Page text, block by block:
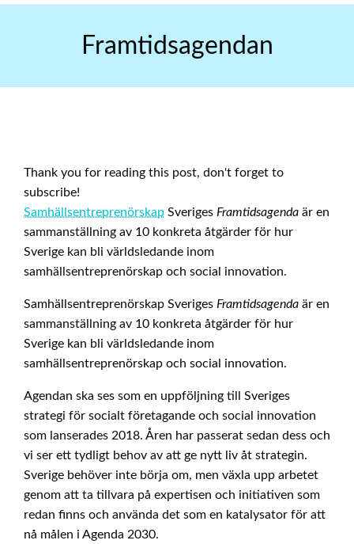
Skip
Framtidsagendan
Thank you for reading this post, don't forget to
subscribe!
Samhällsentreprenörskap Sveriges Framtidsagenda är en
sammanställning av 10 konkreta åtgärder för hur
Sverige kan bli världsledande inom
samhällsentreprenörskap och social innovation.
Samhällsentreprenörskap Sveriges Framtidsagenda är en
sammanställning av 10 konkreta åtgärder för hur
Sverige kan bli världsledande inom
samhällsentreprenörskap och social innovation.
Agendan ska ses som en uppföljning till Sveriges
strategi för socialt företagande och social innovation
som lanserades 2018. Åren har passerat sedan dess och
vi ser ett tydligt behov av att ge nytt liv åt strategin.
Sverige behöver inte börja om, men växla upp arbetet
genom att ta tillvara på expertisen och initiativen som
redan finns och använda det som en katalysator för att
nå målen i Agenda 2030.